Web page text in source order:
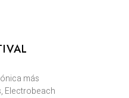
más
Electrobeach